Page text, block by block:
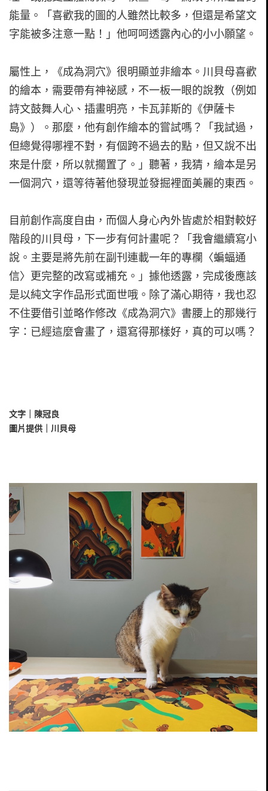
能量。「喜歡我的圖的人雖然比較多，但還是希望文
字能被多注意一點！」他呵呵透露內心的小小願望。
屬性上，《成為洞穴》很明顯並非繪本。川貝母喜歡
的繪本，需要帶有神祕感，不一板一眼的說教（例如
詩文鼓舞人心、插畫明亮，卡瓦菲斯的《伊薩卡
島》）。那麼，他有創作繪本的嘗試嗎？「我試過，
但總覺得哪裡不對，有個跨不過去的點，但又說不出
來是什麼，所以就擱置了。」聽著，我猜，繪本是另
一個洞穴，還等待著他發現並發掘裡面美麗的東西。
目前創作高度自由，而個人身心內外皆處於相對較好
階段的川貝母，下一步有何計畫呢？「我會繼續寫小
說。主要是將先前在副刊連載一年的專欄〈蝙蝠通
信〉更完整的改寫或補充。」據他透露，完成後應該
是以純文字作品形式面世哦。除了滿心期待，我也忍
不住要借引並略作修改《成為洞穴》書腰上的那幾行
字：已經這麼會畫了，還寫得那樣好，真的可以嗎？
文字｜陳冠良
圖片提供｜川貝母